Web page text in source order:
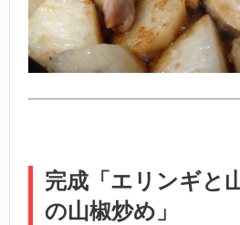
完成「エリンギと
の山椒炒め」